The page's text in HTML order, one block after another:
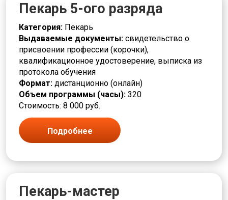
Механик
Младший медперсонал
Модельщик
Мойщик
Монтаж
Монтажник
Монтировщик
Моторист
Наборщик
Накатчик
Наладчик
Намотчик
Наука и история
Обработчик
Пекарь 5-ого разряда
Категория: Пекарь
Выдаваемые документы: свидетельство о
присвоении профессии (корочки),
квалификационное удостоверение, выписка из
протокола обучения
Формат: дистанционно (онлайн)
Объем программы (часы): 320
Стоимость: 8 000 руб.
Подробнее
Пекарь-мастер